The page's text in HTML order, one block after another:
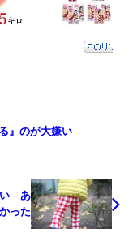
』のが大嫌い
い あ
った